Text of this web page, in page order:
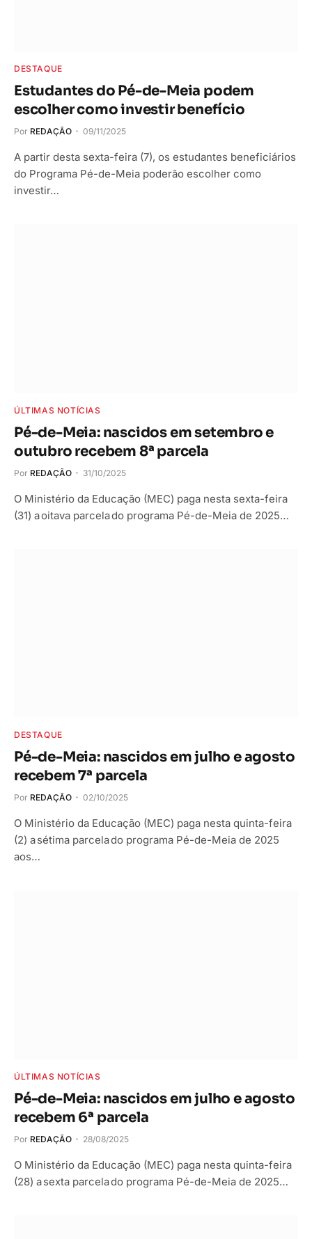
DESTAQUE
Estudantes do Pé-de-Meia podem
escolher como investir benefício
Por REDAÇÃO 09/11/2025
A partir desta sexta-feira (7), os estudantes beneficiários
do Programa Pé-de-Meia poderão escolher como
investir…
ÚLTIMAS NOTÍCIAS
Pé-de-Meia: nascidos em setembro e
outubro recebem 8ª parcela
Por REDAÇÃO 31/10/2025
O Ministério da Educação (MEC) paga nesta sexta-feira
(31) a oitava parcela do programa Pé-de-Meia de 2025…
DESTAQUE
Pé-de-Meia: nascidos em julho e agosto
recebem 7ª parcela
Por REDAÇÃO 02/10/2025
O Ministério da Educação (MEC) paga nesta quinta-feira
(2) a sétima parcela do programa Pé-de-Meia de 2025
aos…
ÚLTIMAS NOTÍCIAS
Pé-de-Meia: nascidos em julho e agosto
recebem 6ª parcela
Por REDAÇÃO 28/08/2025
O Ministério da Educação (MEC) paga nesta quinta-feira
(28) a sexta parcela do programa Pé-de-Meia de 2025…